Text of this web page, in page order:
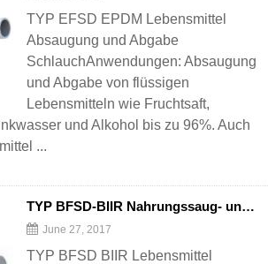
TYP EFSD EPDM Lebensmittel
Absaugung und Abgabe
SchlauchAnwendungen: Absaugung
und Abgabe von flüssigen
Lebensmitteln wie Fruchtsaft,
und Alkohol bis zu 96%. Auch
...
TYP BFSD-BIIR Nahrungssaug- und Lieferschlauch
June 27, 2017
TYP BFSD BIIR Lebensmittel